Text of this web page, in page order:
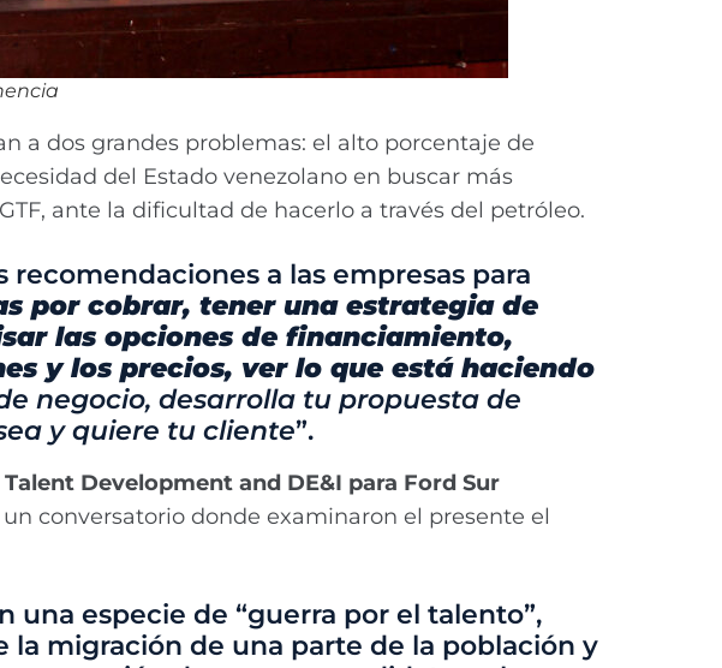
a dos grandes problemas: el alto porcentaje de
del Estado venezolano en buscar más
ante la dificultad de hacerlo a través del petróleo.
a las empresas para
por cobrar, tener una estrategia de
las opciones de financiamiento,
y los precios, ver lo que está haciendo
negocio, desarrolla tu propuesta de
y quiere tu cliente”.
Development and DE&I para Ford Sur
conversatorio donde examinaron el presente el
una especie de “guerra por el talento”,
migración de una parte de la población y